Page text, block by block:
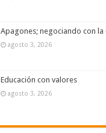
Apagones; negociando con la
agosto 3, 2026
Educación con valores
agosto 3, 2026